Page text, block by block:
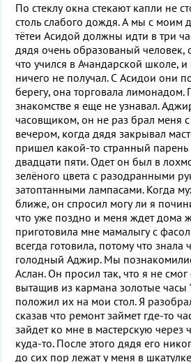
По стеклу окна стекают капли не
столь слабого дождя. А мы с моим
тётеи Асидой должны идти в три
дядя очень образованый человек,
что учился в Ачандарской школе,
ничего не получал. С Асидои они
берегу, она торговала
знакомстве я еще не узнавал.
часовщиком, он не раз брал меня
вечером, когда дядя закрывал
пришел какой-то странный парень
двадцати пяти. Одет он был в
зелёного цвета с разодранными
затоптанными лампасами. Когда
ближе, он спросил могу ли я
что уже поздно и меня ждет дома
приготовила мне мамалыгу с
всегда готовила, потому что знала
голодный Аджир. Мы
Аслан. Он просил так, что я не смог
вытащив из кармана золотые часы
положил их на мои стол. Я
сказав что ремонт займет где-то
зайдет ко мне в мастерскую через
куда-то. После этого дядя его
до сих пор лежат у меня в